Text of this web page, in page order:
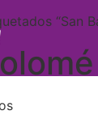
“San